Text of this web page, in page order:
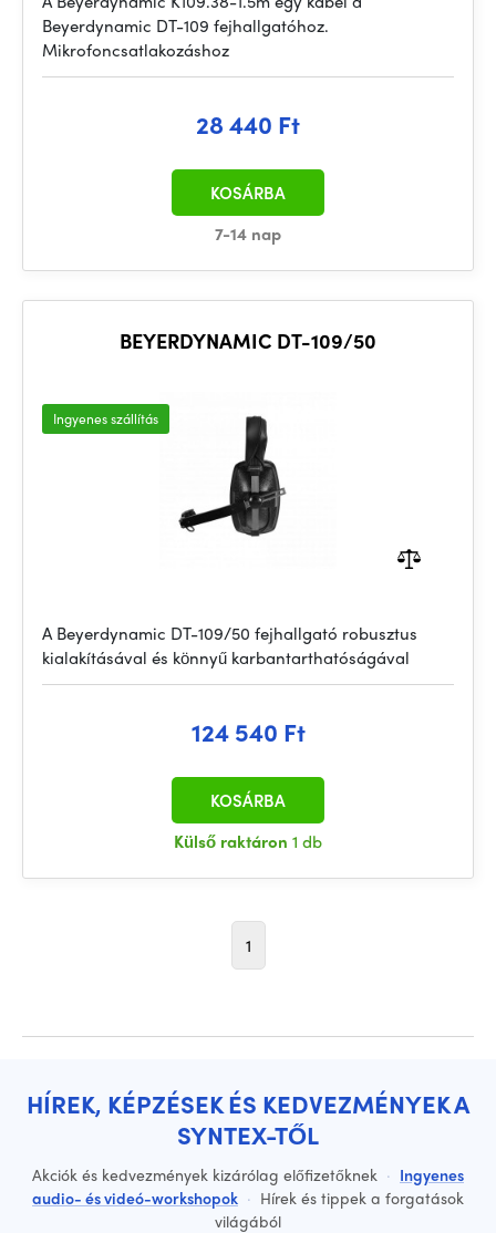
Beyerdynamic DT-109 fejhallgatóhoz.
Mikrofoncsatlakozáshoz
28 440 Ft
7-14 nap
KOSÁRBA
BEYERDYNAMIC DT-109/50
Ingyenes szállítás
A Beyerdynamic DT-109/50 fejhallgató robusztus
kialakításával és könnyű karbantarthatóságával
124 540 Ft
Külső raktáron 1 db
KOSÁRBA
1
HÍREK, KÉPZÉSEK ÉS KEDVEZMÉNYEK A
SYNTEX-TŐL
Akciók és kedvezmények kizárólag előfizetőknek · Ingyenes
audio- és videó-workshopok · Hírek és tippek a forgatások
világából